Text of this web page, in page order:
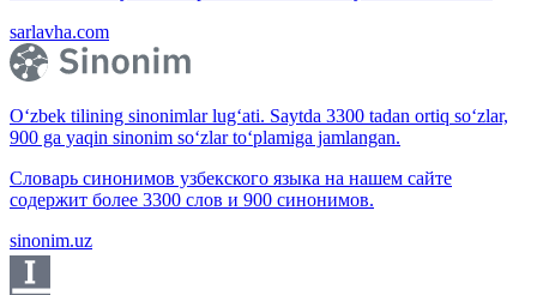
sarlavha.com
O‘zbek tilining sinonimlar lug‘ati. Saytda 3300 tadan ortiq so‘zlar,
900 ga yaqin sinonim so‘zlar to‘plamiga jamlangan.
Словарь синонимов узбекского языка на нашем сайте
содержит более 3300 слов и 900 синонимов.
sinonim.uz